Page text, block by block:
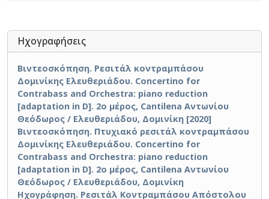
Ηχογραφήσεις
Βιντεοσκόπηση. Ρεσιτάλ κοντραμπάσου
Δομινίκης Ελευθεριάδου. Concertino for
Contrabass and Orchestra: piano reduction
[adaptation in D]. 2ο μέρος, Cantilena Αντωνίου
Θεόδωρος / Ελευθεριάδου, Δομινίκη [2020]
Βιντεοσκόπηση. Πτυχιακό ρεσιτάλ κοντραμπάσου
Δομινίκης Ελευθεριάδου. Concertino for
Contrabass and Orchestra: piano reduction
[adaptation in D]. 2ο μέρος, Cantilena Αντωνίου
Θεόδωρος / Ελευθεριάδου, Δομινίκη
Ηχογράφηση. Ρεσιτάλ Κοντραμπάσου Απόστολου